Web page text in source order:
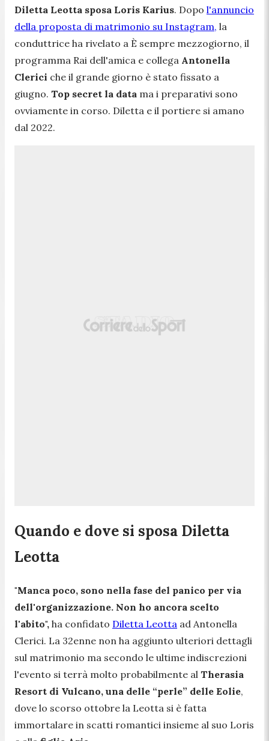
Diletta Leotta sposa Loris Karius. Dopo l'annuncio
della proposta di matrimonio su Instagram, la
conduttrice ha rivelato a È sempre mezzogiorno, il
programma Rai dell'amica e collega Antonella
Clerici che il grande giorno è stato fissato a
giugno. Top secret la data ma i preparativi sono
ovviamente in corso. Diletta e il portiere si amano
dal 2022.
Quando e dove si sposa Diletta
Leotta
"Manca poco, sono nella fase del panico per via
dell'organizzazione. Non ho ancora scelto
l'abito", ha confidato Diletta Leotta ad Antonella
Clerici. La 32enne non ha aggiunto ulteriori dettagli
sul matrimonio ma secondo le ultime indiscrezioni
l'evento si terrà molto probabilmente al Therasia
Resort di Vulcano, una delle “perle” delle Eolie,
dove lo scorso ottobre la Leotta si è fatta
immortalare in scatti romantici insieme al suo Loris